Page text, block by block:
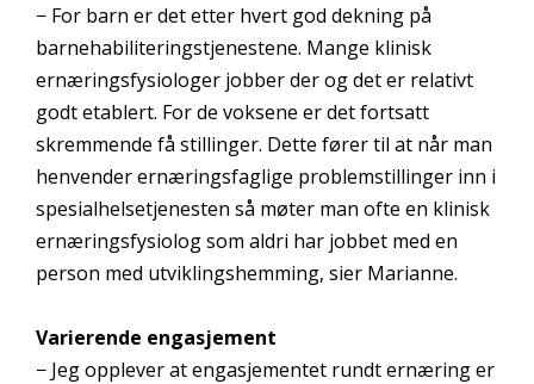
− For barn er det etter hvert god dekning på
barnehabiliteringstjenestene. Mange klinisk
ernæringsfysiologer jobber der og det er relativt
godt etablert. For de voksene er det fortsatt
skremmende få stillinger. Dette fører til at når man
henvender ernæringsfaglige problemstillinger inn i
spesialhelsetjenesten så møter man ofte en klinisk
ernæringsfysiolog som aldri har jobbet med en
person med utviklingshemming, sier Marianne.
Varierende engasjement
− Jeg opplever at engasjementet rundt ernæring er